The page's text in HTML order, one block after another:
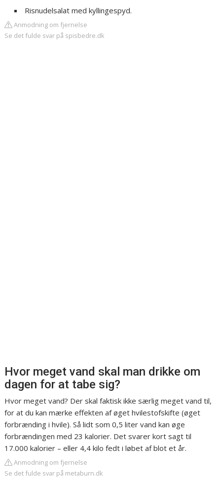
Risnudelsalat med kyllingespyd.
Anmodning om fjernelse
Se det fulde svar på spisbedre.dk
Hvor meget vand skal man drikke om
dagen for at tabe sig?
Hvor meget vand? Der skal faktisk ikke særlig meget vand til,
for at du kan mærke effekten af ​​øget hvilestofskifte (øget
forbrænding i hvile). Så lidt som 0,5 liter vand kan øge
forbrændingen med 23 kalorier. Det svarer kort sagt til
17.000 kalorier – eller 4,4 kilo fedt i løbet af blot et år.
Anmodning om fjernelse
Se det fulde svar på metaburn.dk